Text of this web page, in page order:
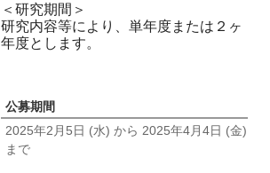
＜研究期間＞
研究内容等により、単年度または２ヶ
年度とします。
公募期間
2025年2月5日 (水) から 2025年4月4日 (金)
まで